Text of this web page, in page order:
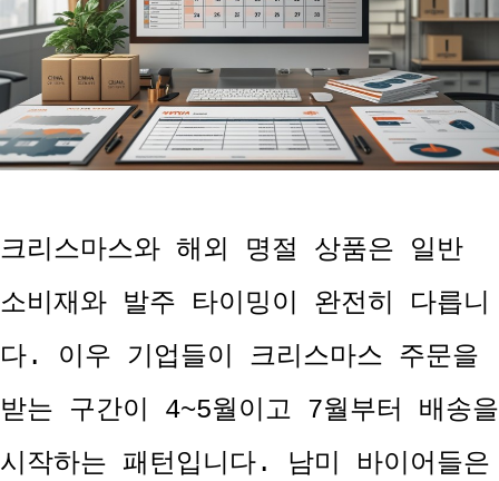
크리스마스와 해외 명절 상품은 일반
소비재와 발주 타이밍이 완전히 다릅니
다. 이우 기업들이 크리스마스 주문을
받는 구간이 4~5월이고 7월부터 배송을
시작하는 패턴입니다. 남미 바이어들은